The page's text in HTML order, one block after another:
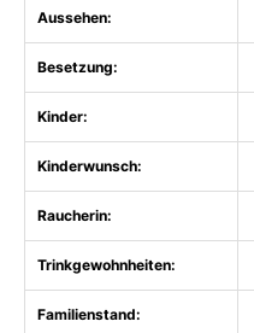
Aussehen:
Besetzung:
Kinder:
Kinderwunsch:
Raucherin:
Trinkgewohnheiten:
Familienstand: